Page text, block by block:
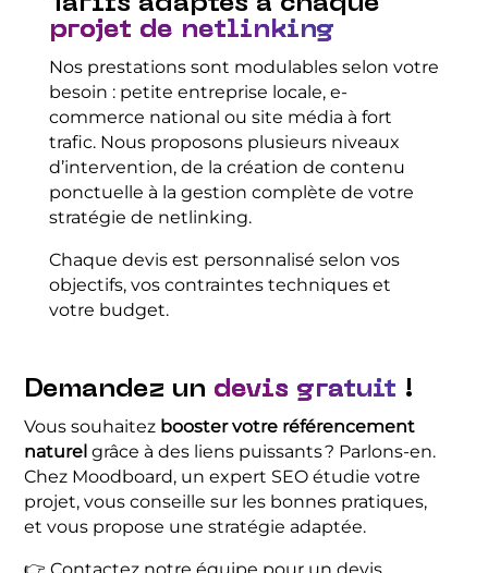
projet de netlinking
Nos prestations sont modulables selon votre
besoin : petite entreprise locale, e-
commerce national ou site média à fort
trafic. Nous proposons plusieurs niveaux
d’intervention, de la création de contenu
ponctuelle à la gestion complète de votre
stratégie de netlinking.
Chaque devis est personnalisé selon vos
objectifs, vos contraintes techniques et
votre budget.
Demandez un devis gratuit !
Vous souhaitez booster votre référencement
naturelgrâce à des liens puissants ? Parlons-en.
Chez Moodboard, un expert SEO étudie votre
projet, vous conseille sur les bonnes pratiques,
et vous propose une stratégie adaptée.